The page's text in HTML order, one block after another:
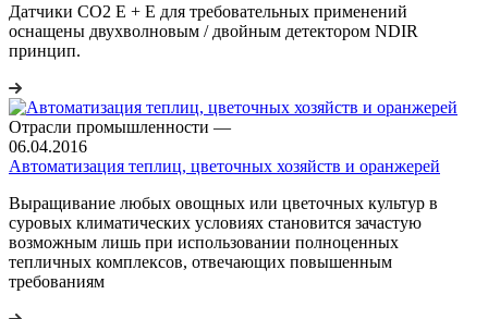
Датчики CO2 E + E для требовательных применений
оснащены двухволновым / двойным детектором NDIR
принцип.
Отрасли промышленности —
06.04.2016
Автоматизация теплиц, цветочных хозяйств и оранжерей
Выращивание любых овощных или цветочных культур в
суровых климатических условиях становится зачастую
возможным лишь при использовании полноценных
тепличных комплексов, отвечающих повышенным
требованиям